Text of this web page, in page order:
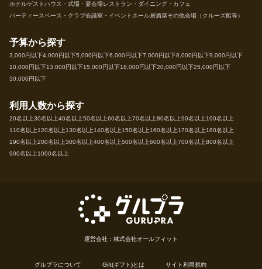
ホテルゲストハウス・式場・宴会場レストラン・ダイニング・カフェ
パーティースペース・クラブ会議室・イベントホール居酒屋その他会場（クルーズ船等）
予算から探す
3,000円以下4,000円以下5,000円以下6,000円以下7,000円以下8,000円以下9,000円以下
10,000円以下13,000円以下15,000円以下18,000円以下20,000円以下25,000円以下
30,000円以下
利用人数から探す
20名以上30名以上40名以上50名以上60名以上70名以上80名以上90名以上100名以上
110名以上120名以上130名以上140名以上150名以上160名以上170名以上180名以上
190名以上200名以上300名以上400名以上500名以上600名以上700名以上800名以上
900名以上1000名以上
運営会社：株式会社オールフィット
グルプラについて Gift(ギフト)とは サイト利用規約